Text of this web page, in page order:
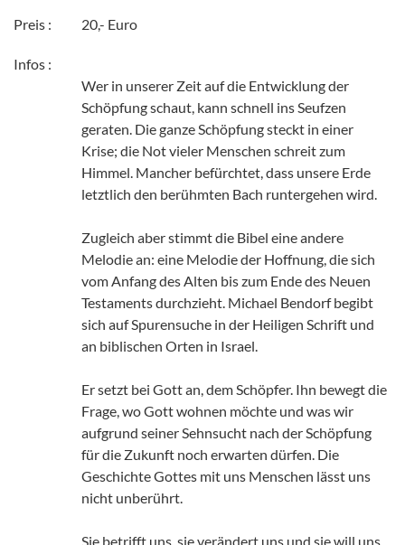
Preis : 20,- Euro
Infos :
Wer in unserer Zeit auf die Entwicklung der
Schöpfung schaut, kann schnell ins Seufzen
geraten. Die ganze Schöpfung steckt in einer
Krise; die Not vieler Menschen schreit zum
Himmel. Mancher befürchtet, dass unsere Erde
letztlich den berühmten Bach runtergehen wird.
Zugleich aber stimmt die Bibel eine andere
Melodie an: eine Melodie der Hoffnung, die sich
vom Anfang des Alten bis zum Ende des Neuen
Testaments durchzieht. Michael Bendorf begibt
sich auf Spurensuche in der Heiligen Schrift und
an biblischen Orten in Israel.
Er setzt bei Gott an, dem Schöpfer. Ihn bewegt die
Frage, wo Gott wohnen möchte und was wir
aufgrund seiner Sehnsucht nach der Schöpfung
für die Zukunft noch erwarten dürfen. Die
Geschichte Gottes mit uns Menschen lässt uns
nicht unberührt.
Sie betrifft uns, sie verändert uns und sie will uns